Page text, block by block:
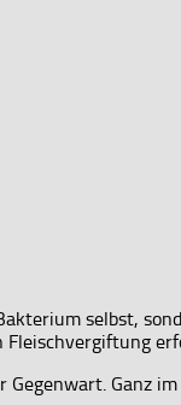
selbst,
Ganz